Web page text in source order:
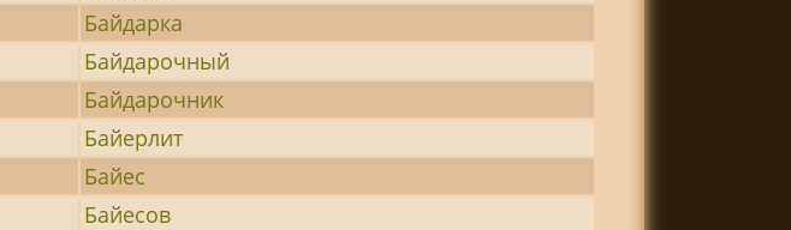
Байдарка
Байдарочный
Байдарочник
Байерлит
Байес
Байесов